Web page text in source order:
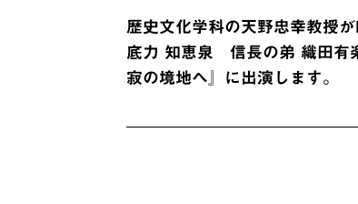
歴史文化学科の天野忠幸教授
底力 知恵泉 信長の弟 織田有
寂の境地へ』に出演します。